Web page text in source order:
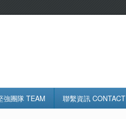
強團隊 TEAM 聯繫資訊 CONTACT